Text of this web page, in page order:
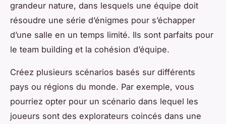
grandeur nature, dans lesquels une équipe doit
résoudre une série d’énigmes pour s’échapper
d’une salle en un temps limité. Ils sont parfaits pour
le team building et la cohésion d’équipe.
Créez plusieurs scénarios basés sur différents
pays ou régions du monde. Par exemple, vous
pourriez opter pour un scénario dans lequel les
joueurs sont des explorateurs coincés dans une